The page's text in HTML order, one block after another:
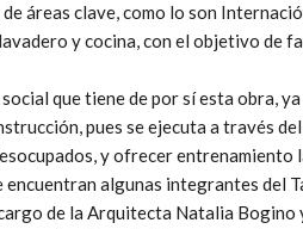
áreas clave, como lo son
y cocina, con el objetivo de
que tiene de por sí esta obra,
pues se ejecuta a través
y ofrecer entrenamiento
encuentran algunas integrantes del
de la Arquitecta Natalia